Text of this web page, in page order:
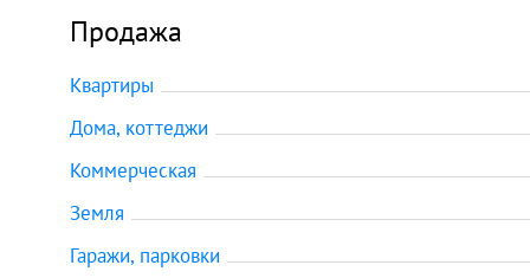
Продажа
Квартиры
Дома, коттеджи
Коммерческая
Земля
Гаражи, парковки